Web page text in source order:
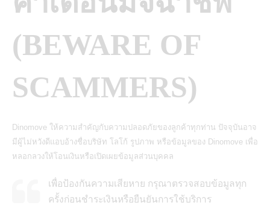
(BEWARE OF
SCAMMERS)
Dinomove ให้ความสำคัญกับความปลอดภัยของลูกค้าทุกท่าน ปัจจุบันอาจ
มีผู้ไม่หวังดีแอบอ้างชื่อบริษัท โลโก้ รูปภาพ หรือข้อมูลของ Dinomove เพื่อ
หลอกลวงให้โอนเงินหรือเปิดเผยข้อมูลส่วนบุคคล
เพื่อป้องกันความเสียหาย กรุณาตรวจสอบข้อมูลทุก
ครั้งก่อนชำระเงินหรือยืนยันการใช้บริการ